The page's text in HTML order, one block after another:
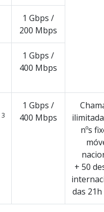
1 Gbps /
200 Mbps
1 Gbps /
400 Mbps
3
1 Gbps /
400 Mbps
nºs
+ 50
das